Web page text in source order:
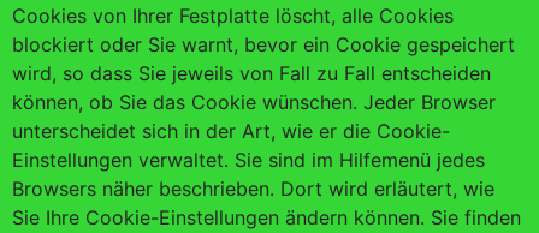
Cookies von Ihrer Festplatte löscht, alle Cookies
blockiert oder Sie warnt, bevor ein Cookie gespeichert
wird, so dass Sie jeweils von Fall zu Fall entscheiden
können, ob Sie das Cookie wünschen. Jeder Browser
unterscheidet sich in der Art, wie er die Cookie-
Einstellungen verwaltet. Sie sind im Hilfemenü jedes
Browsers näher beschrieben. Dort wird erläutert, wie
Sie Ihre Cookie-Einstellungen ändern können. Sie finden